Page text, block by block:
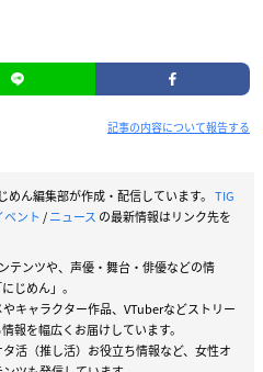
記事の内容について報告する
めん編集部が作成・配信しています。 TIG
ベント /ニュース の最新情報はリンク先を
テンツや、声優・舞台・俳優などの情
じめん」。
キャラクター作品、VTuberなどストリー
報を幅広くお届けしています。
活（推し活）お役立ち情報など、女性オ